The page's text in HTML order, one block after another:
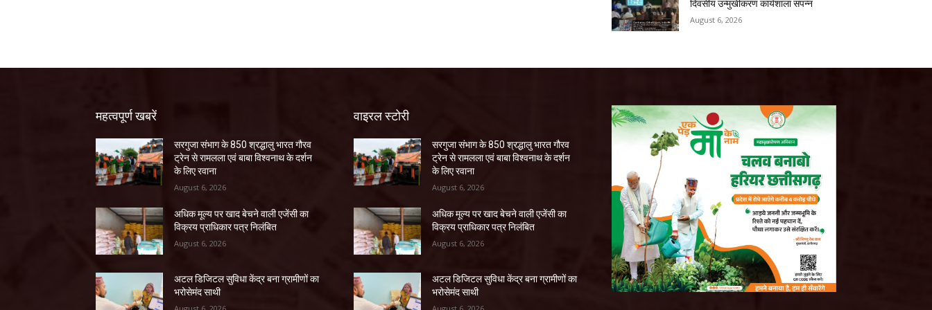
दिवसीय उन्मुखीकरण कार्यशाला संपन्न
August 6, 2026
महत्वपूर्ण खबरें
सरगुजा संभाग के 850 श्रद्धालु भारत गौरव
ट्रेन से रामलला एवं बाबा विश्वनाथ के दर्शन
के लिए रवाना
August 6, 2026
अधिक मूल्य पर खाद बेचने वाली एजेंसी का
विक्रय प्राधिकार पत्र निलंबित
August 6, 2026
अटल डिजिटल सुविधा केंद्र बना ग्रामीणों का
भरोसेमंद साथी
वाइरल स्टोरी
सरगुजा संभाग के 850 श्रद्धालु भारत गौरव
ट्रेन से रामलला एवं बाबा विश्वनाथ के दर्शन
के लिए रवाना
August 6, 2026
अधिक मूल्य पर खाद बेचने वाली एजेंसी का
विक्रय प्राधिकार पत्र निलंबित
August 6, 2026
अटल डिजिटल सुविधा केंद्र बना ग्रामीणों का
भरोसेमंद साथी